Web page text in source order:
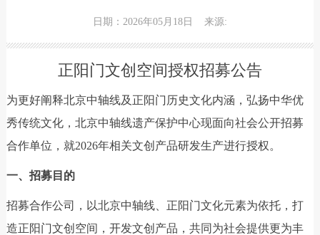
日期：2026年05月18日 来源:
正阳门文创空间授权招募公告
为更好阐释北京中轴线及正阳门历史文化内涵，弘扬中华优
秀传统文化，北京中轴线遗产保护中心现面向社会公开招募
合作单位，就2026年相关文创产品研发生产进行授权。
一、招募目的
招募合作公司，以北京中轴线、正阳门文化元素为依托，打
造正阳门文创空间，开发文创产品，共同为社会提供更为丰